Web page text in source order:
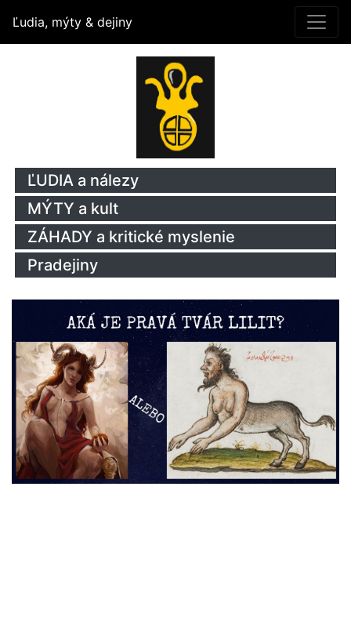
Ľudia, mýty & dejiny
ĽUDIA a nálezy
MÝTY a kult
ZÁHADY a kritické myslenie
Pradejiny